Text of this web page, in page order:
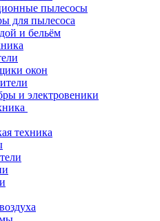
пылесосы
для пылесоса
и бельём
окон
и электровеники
техника